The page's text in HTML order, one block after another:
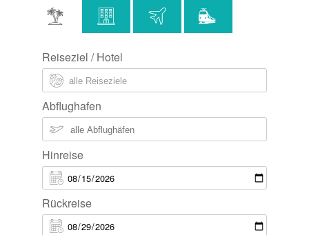
Reiseziel / Hotel
alle Reiseziele
Abflughafen
Hinreise
Rückreise